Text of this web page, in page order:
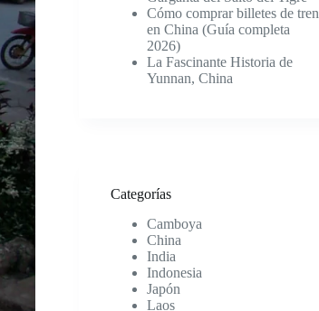
Cómo comprar billetes de tren
en China (Guía completa
2026)
La Fascinante Historia de
Yunnan, China
Categorías
Camboya
China
India
Indonesia
Japón
Laos